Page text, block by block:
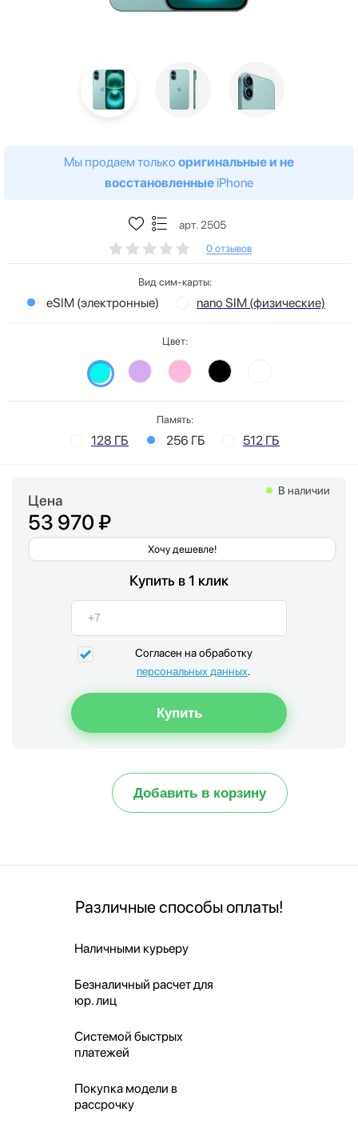
Мы продаем только оригинальные и не
восстановленные iPhone
арт. 2505
0 отзывов
Вид сим-карты:
eSIM (электронные) nano SIM (физические)
Цвет:
Память:
128 ГБ 256 ГБ 512 ГБ
Цена
53 970 ₽
Хочу дешевле!
В наличии
Купить в 1 клик
Согласен на обработку
персональных данных.
Добавить в корзину
Различные способы оплаты!
Наличными курьеру
Безналичный расчет для
юр. лиц
Системой быстрых
платежей
Покупка модели в
рассрочку